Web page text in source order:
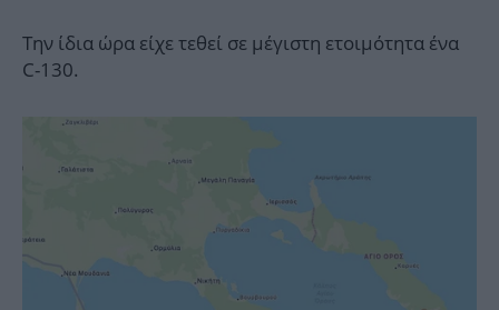
Την ίδια ώρα είχε τεθεί σε μέγιστη ετοιμότητα ένα
C-130.